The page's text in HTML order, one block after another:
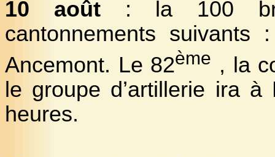
10 août: la 100
cantonnements suivants
Ancemont. Le 82ème ,
la
le groupe d’artillerie ira
heures.